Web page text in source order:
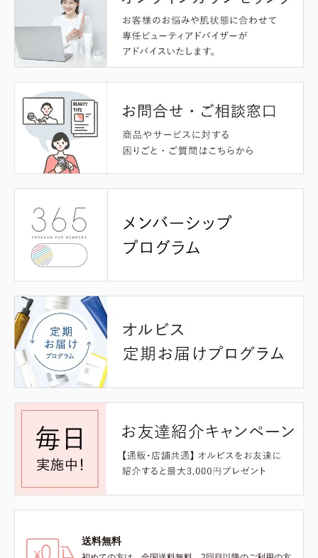
送料無料